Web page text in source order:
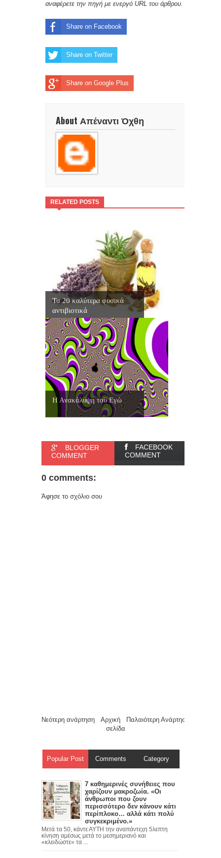
αναφέρετε την πηγή με ενεργό URL του άρθρου.
Share on Facebook
Share on Twitter
Share on Google Plus
About Απέναντι Όχθη
RELATED POSTS
Τα 20 καλύτερα φυσικά
αντιβιοτικά
Η Ανακάλυψη του Εγώ
BLOGGER
COMMENT
FACEBOOK
COMMENT
0 comments:
Άφησε το σχόλιο σου
Νεότερη ανάρτηση Παλαιότερη Ανάρτηση
Αρχική
σελίδα
Popular Post Comments Category
7 καθημερινές συνήθειες που
χαρίζουν μακροζωία. «Οι
άνθρωποι που ζουν
περισσότερο δεν κάνουν κάτι
περίπλοκο… αλλά κάτι πολύ
συγκεκριμένο.»
Μετά τα 50, κάντε ΑΥΤΗ την αναπάντεχη 5λεπτη
κίνηση αμέσως μετά το μεσημεριανό και
«κλειδώστε» τα ...